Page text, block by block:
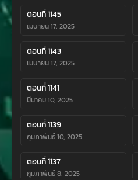
ตอนที่ 1145
เมษายน 17, 2025
ตอนที่ 1143
เมษายน 17, 2025
ตอนที่ 1141
มีนาคม 10, 2025
ตอนที่ 1139
กุมภาพันธ์ 10, 2025
ตอนที่ 1137
กุมภาพันธ์ 8, 2025